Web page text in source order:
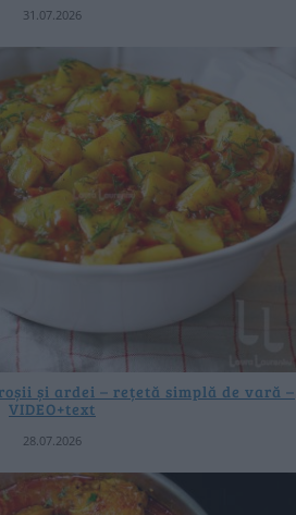
31.07.2026
și ardei – rețetă simplă de vară –
VIDEO+text
28.07.2026